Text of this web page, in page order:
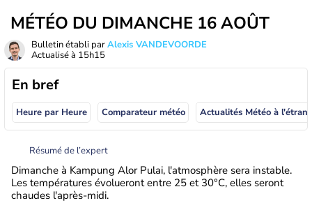
MÉTÉO DU DIMANCHE 16 AOÛT
Bulletin établi parAlexis VANDEVOORDE
Actualisé à 15h15
En bref
Heure par Heure Comparateur météo
Résumé de l’expert
Dimanche à Kampung Alor Pulai, l'atmosphère sera instable.
Les températures évolueront entre 25 et 30°C, elles seront
chaudes l'après-midi.